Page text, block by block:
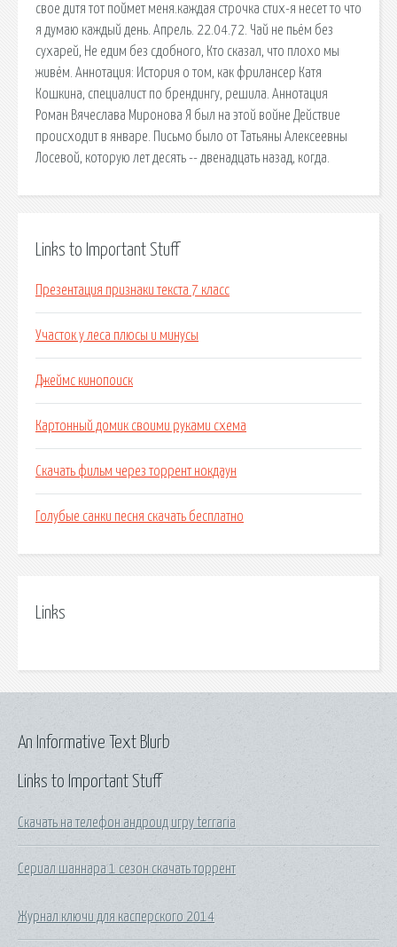
свое дитя тот поймет меня.каждая строчка стих-я несет то что
я думаю каждый день. Апрель. 22.04.72. Чай не пьём без
сухарей, Не едим без сдобного, Кто сказал, что плохо мы
живём. Аннотация: История о том, как фрилансер Катя
Кошкина, специалиcт по брендингу, решила. Аннотация
Роман Вячеслава Миронова Я был на этой войне Действие
происходит в январе. Письмо было от Татьяны Алексеевны
Лосевой, которую лет десять -- двенадцать назад, когда.
Links to Important Stuff
Презентация признаки текста 7 класс
Участок у леса плюсы и минусы
Джеймс кинопоиск
Картонный домик своими руками схема
Скачать фильм через торрент нокдаун
Голубые санки песня скачать бесплатно
Links
Links to Important Stuff
Скачать на телефон андроид игру terraria
Сериал шаннара 1 сезон скачать торрент
Журнал ключи для касперского 2014
An Informative Text Blurb